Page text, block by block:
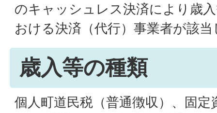
のキャッシュレス決済により歳
おける決済（代行）事業者が該
歳入等の種類
個人町道民税（普通徴収）、固定